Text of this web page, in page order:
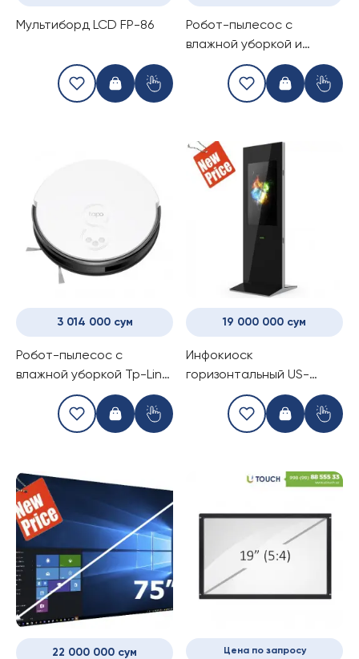
Мультиборд LCD FP-86
Робот-пылесос с
влажной уборкой и
станцией самоочистки
Tapo RV10 Plus
3 014 000 сум
Робот-пылесос с
влажной уборкой Tp-Link
Tapo RV10
19 000 000 сум
Инфокиоск
горизонтальный US-
TH320PLS
22 000 000 сум Цена по запросу